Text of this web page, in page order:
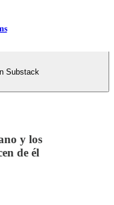
Substack
y los
de él